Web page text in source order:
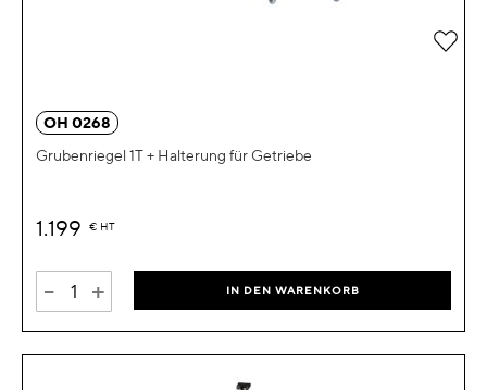
OH 0268
Grubenriegel 1T + Halterung für Getriebe
1.199 € HT
- + IN DEN WARENKORB
Zur